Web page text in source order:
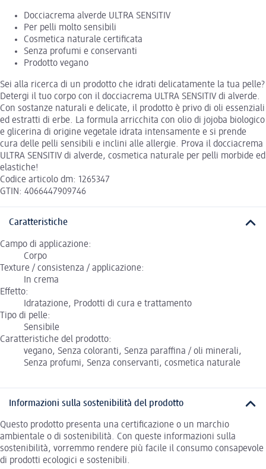
Docciacrema alverde ULTRA SENSITIV
Per pelli molto sensibili
Cosmetica naturale certificata
Senza profumi e conservanti
Prodotto vegano
Sei alla ricerca di un prodotto che idrati delicatamente la tua pelle?
Detergi il tuo corpo con il docciacrema ULTRA SENSITIV di alverde.
Con sostanze naturali e delicate, il prodotto è privo di oli essenziali
ed estratti di erbe. La formula arricchita con olio di jojoba biologico
e glicerina di origine vegetale idrata intensamente e si prende
cura delle pelli sensibili e inclini alle allergie. Prova il docciacrema
ULTRA SENSITIV di alverde, cosmetica naturale per pelli morbide ed
elastiche!
Codice articolo dm: 1265347
GTIN: 4066447909746
Caratteristiche
Campo di applicazione:
Corpo
Texture / consistenza / applicazione:
In crema
Effetto:
Idratazione, Prodotti di cura e trattamento
Tipo di pelle:
Sensibile
Caratteristiche del prodotto:
vegano, Senza coloranti, Senza paraffina / oli minerali,
Senza profumi, Senza conservanti, cosmetica naturale
Informazioni sulla sostenibilità del prodotto
Questo prodotto presenta una certificazione o un marchio
ambientale o di sostenibilità. Con queste informazioni sulla
sostenibilità, vorremmo rendere più facile il consumo consapevole
di prodotti ecologici e sostenibili.